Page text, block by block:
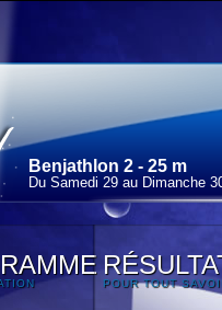
Benjathlon 2 - 25 m
Du Samedi 29 au Dimanche
POUR TOUT